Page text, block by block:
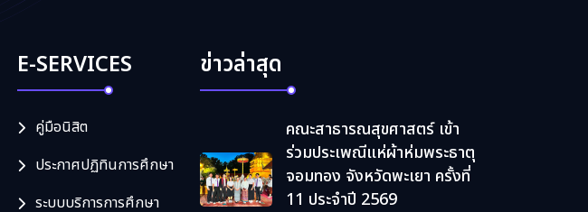
E-SERVICES
คู่มือนิสิต
ประกาศปฏิทินการศึกษา
ระบบบริการการศึกษา
ข่าวล่าสุด
คณะสาธารณสุขศาสตร์ เข้า
ร่วมประเพณีแห่ผ้าห่มพระธาตุ
จอมทอง จังหวัดพะเยา ครั้งที่
11 ประจำปี 2569